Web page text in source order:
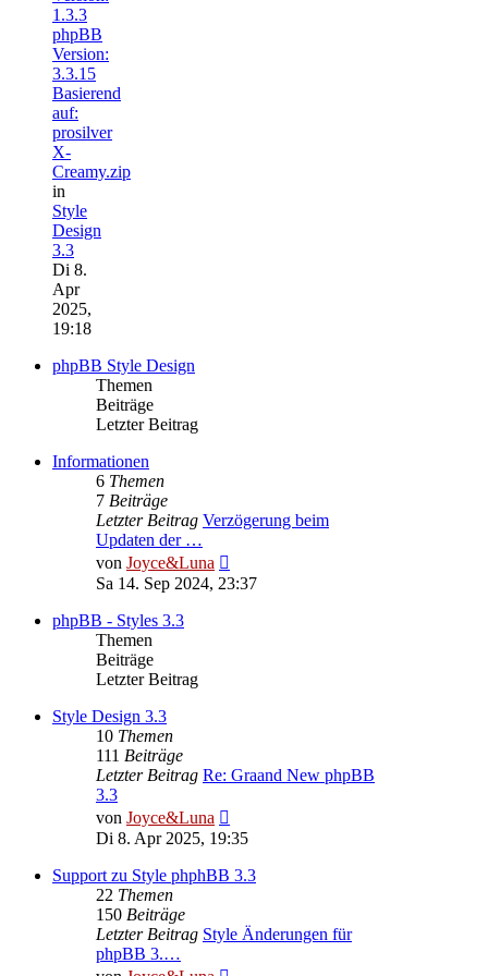
1.3.3
phpBB
Version:
3.3.15
Basierend
auf:
prosilver
X-
Creamy.zip
in
Style
Design
3.3
Di 8.
Apr
2025,
19:18
phpBB Style Design
Themen
Beiträge
Letzter Beitrag
Informationen
6 Themen
7 Beiträge
Letzter Beitrag Verzögerung beim
Updaten der …
von Joyce&Luna
Beitrag
Sa 14. Sep 2024, 23:37
phpBB - Styles 3.3
Themen
Beiträge
Letzter Beitrag
Style Design 3.3
10 Themen
111 Beiträge
Letzter Beitrag Re: Graand New phpBB
3.3
von Joyce&Luna
Beitrag
Di 8. Apr 2025, 19:35
Support zu Style phphBB 3.3
22 Themen
150 Beiträge
Letzter Beitrag Style Änderungen für
phpBB 3.…